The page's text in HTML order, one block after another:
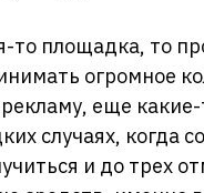
то площадка, то
огромное
еще
случаях, когда
и до трех